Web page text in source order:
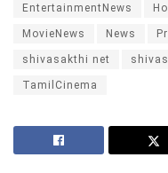
EntertainmentNews
MovieNews News
shivasakthi net
TamilCinema